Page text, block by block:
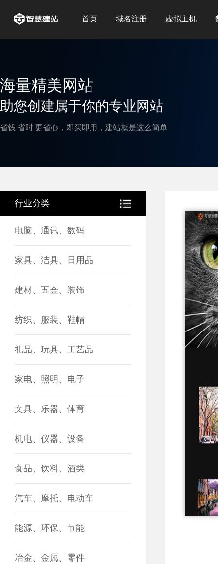
首页 域名注册 虚拟主机
海量精美网站
助您创建属于你的专业网站
省钱 省时 更省心，即买即用，建站就是这么简单
行业分类
电脑、通讯、数码
家具、洁具、日用品
建材、五金、装饰
纺织、服装、鞋帽
礼品、玩具、工艺品
家电、照明、电子
文具、乐器、体育
机电、仪器、设备
食品、饮料、酒类
汽车、摩托、电动车
能源、环保、节能
冶金、金属、零件